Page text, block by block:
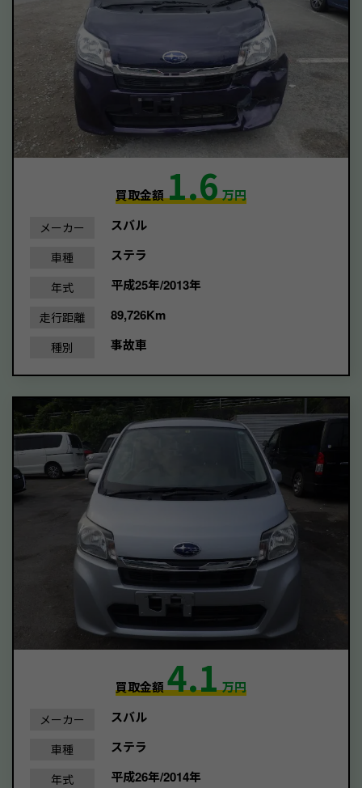
買取金額1.6万円
メーカー スバル
車種 ステラ
年式 平成25年/2013年
走行距離 89,726Km
種別 事故車
買取金額4.1万円
メーカー スバル
車種 ステラ
年式 平成26年/2014年